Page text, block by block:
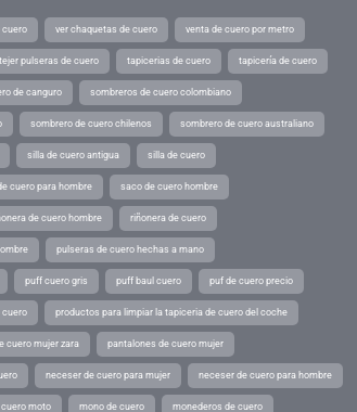
cuero ver chaquetas de cuero venta de cuero por metro
tejer pulseras de cuero tapicerias de cuero tapicería de cuero
de canguro sombreros de cuero colombiano
sombrero de cuero chilenos sombrero de cuero australiano
silla de cuero antigua silla de cuero
cuero para hombre saco de cuero hombre
de cuero hombre riñonera de cuero
pulseras de cuero hechas a mano
puff cuero gris puff baul cuero puf de cuero precio
cuero productos para limpiar la tapiceria de cuero del coche
cuero mujer zara pantalones de cuero mujer
neceser de cuero para mujer neceser de cuero para hombre
moto mono de cuero monederos de cuero